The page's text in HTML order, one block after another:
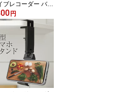
ブレコーダー バッ
ドラレコ 正規代
付けバッテリー
視 大容量 12V 普
取得 急速充電
ー保証2年付き 外
テリー iKeep iCE
アイキープ バ
ー上がり 連続駐車
円